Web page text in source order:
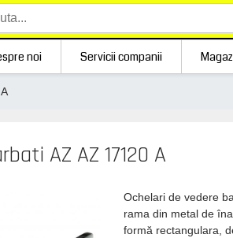
noi Servicii companii
AZ AZ 17120 A
Ochelari de vedere
rama din metal de
formă rectangulara,